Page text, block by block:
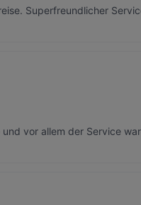
Superfreundlicher
und vor allem der Service